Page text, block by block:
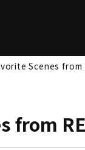
Scenes from
from